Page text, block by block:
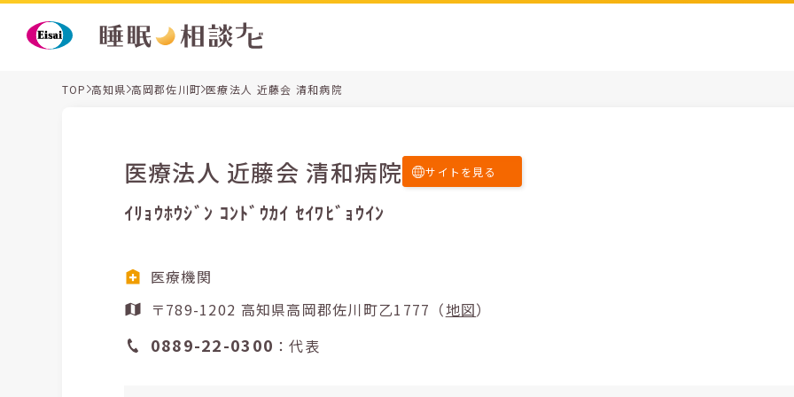
TOP 高知県 高岡郡佐川町 医療法人 近藤会 清和病院
医療法人 近藤会 清和病院 サイトを見る
ｲﾘｮｳﾎｳｼﾞﾝ ｺﾝﾄﾞｳｶｲ ｾｲﾜﾋﾞｮｳｲﾝ
医療機関
〒789-1202 高知県高岡郡佐川町乙1777（地図）
0889-22-0300 ：代表